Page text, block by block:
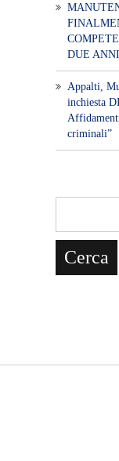
DUE
​Appalti,
inchiesta
criminali”